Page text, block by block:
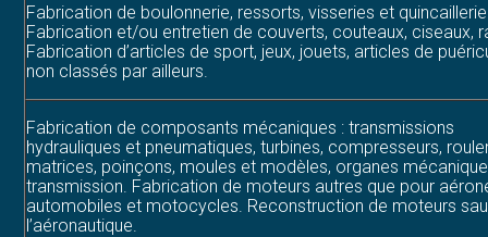
Fabrication de boulonnerie, ressorts, visseries et
Fabrication et/ou entretien de couverts, couteaux, ciseaux,
Fabrication d’articles de sport, jeux, jouets, articles de
non classés par ailleurs.
Fabrication de composants mécaniques : transmissions
hydrauliques et pneumatiques, turbines, compresseurs,
matrices, poinçons, moules et modèles, organes
transmission. Fabrication de moteurs autres que pour
automobiles et motocycles. Reconstruction de moteurs
l’aéronautique.